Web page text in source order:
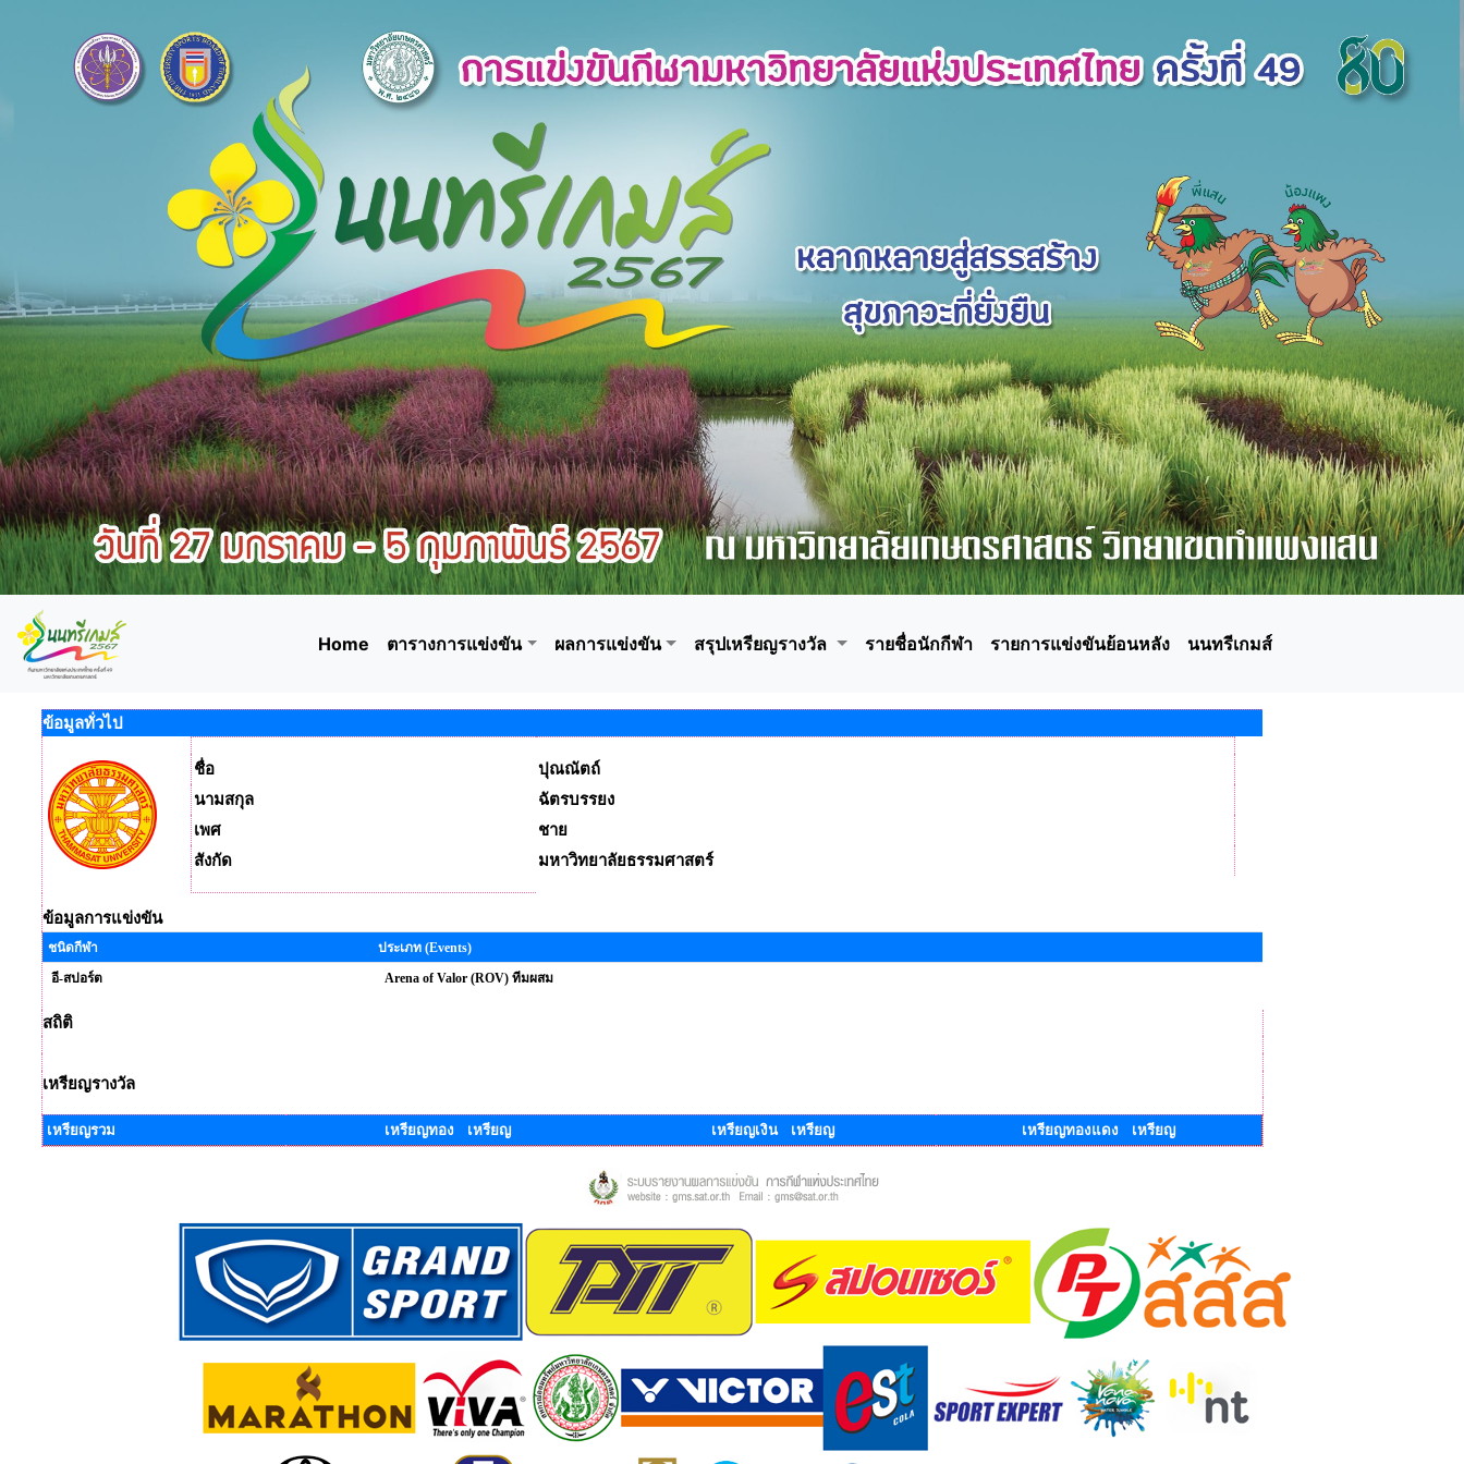
Home ตารางการแข่งขัน ผลการแข่งขัน สรุปเหรียญรางวัล รายชื่อนักกีฬา รายการแข่งขันย้อนหลัง นนทรีเกมส์
ข้อมูลทั่วไป
ชื่อ
ปุณณัตถ์
นามสกุล
ฉัตรบรรยง
เพศ
ชาย
สังกัด
มหาวิทยาลัยธรรมศาสตร์
ข้อมูลการแข่งขัน
ชนิดกีฬา
ประเภท (Events)
อี-สปอร์ต
Arena of Valor (ROV) ทีมผสม
สถิติ
เหรียญรางวัล
เหรียญรวม เหรียญทอง เหรียญ เหรียญเงิน เหรียญ เหรียญทองแดง เหรียญ